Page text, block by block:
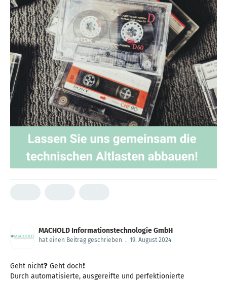
MACHOLD Informationstechnologie GmbH
hat einen Beitrag geschrieben . 19. August 2024
Geht nicht❓ Geht doch❗
Durch automatisierte, ausgereifte und perfektionierte